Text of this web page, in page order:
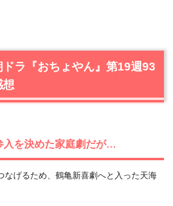
ドラ『おちょやん』第19週93
想
入を決めた家庭劇だが…
なげるため、鶴亀新喜劇へと入った天海